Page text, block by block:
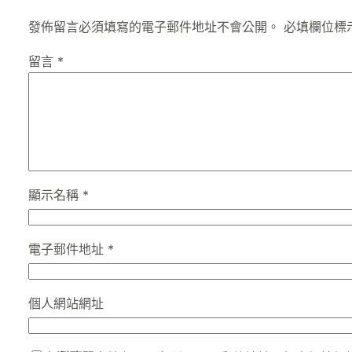
發佈留言必須填寫的電子郵件地址不會公開。 必填欄位
留言 *
顯示名稱 *
電子郵件地址 *
個人網站網址